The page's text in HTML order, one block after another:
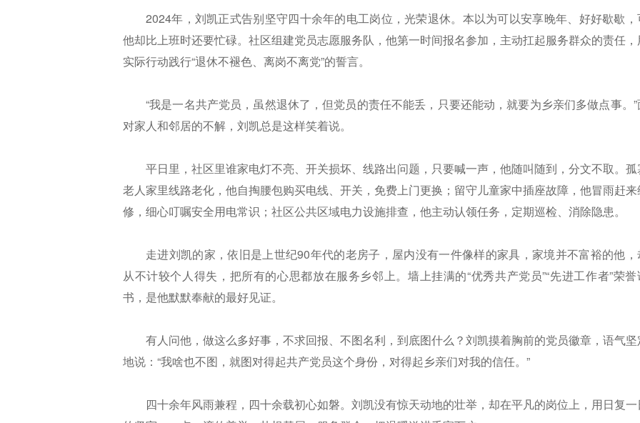
2024年，刘凯正式告别坚守四十余年的电工岗位，光荣退休。本以为可以安享晚年、好好歇歇，
他却比上班时还要忙碌。社区组建党员志愿服务队，他第一时间报名参加，主动扛起服务群众的责任，
实际行动践行“退休不褪色、离岗不离党”的誓言。
“我是一名共产党员，虽然退休了，但党员的责任不能丢，只要还能动，就要为乡亲们多做点事。
对家人和邻居的不解，刘凯总是这样笑着说。
平日里，社区里谁家电灯不亮、开关损坏、线路出问题，只要喊一声，他随叫随到，分文不取。孤
老人家里线路老化，他自掏腰包购买电线、开关，免费上门更换；留守儿童家中插座故障，他冒雨赶来
修，细心叮嘱安全用电常识；社区公共区域电力设施排查，他主动认领任务，定期巡检、消除隐患。
走进刘凯的家，依旧是上世纪90年代的老房子，屋内没有一件像样的家具，家境并不富裕的他，
从不计较个人得失，把所有的心思都放在服务乡邻上。墙上挂满的“优秀共产党员”“先进工作者”荣誉
书，是他默默奉献的最好见证。
有人问他，做这么多好事，不求回报、不图名利，到底图什么？刘凯摸着胸前的党员徽章，语气坚
地说：“我啥也不图，就图对得起共产党员这个身份，对得起乡亲们对我的信任。”
四十余年风雨兼程，四十余载初心如磐。刘凯没有惊天动地的壮举，却在平凡的岗位上，用日复一